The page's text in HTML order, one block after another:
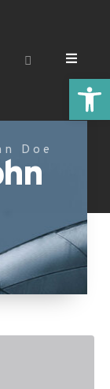
Doe